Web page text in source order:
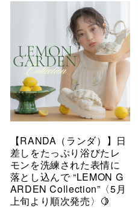
【RANDA（ランダ）】日
差しをたっぷり浴びたレ
モンを洗練された表情に
落とし込んで “LEMON G
ARDEN Collection”〈5月
上旬より順次発売〉🍋